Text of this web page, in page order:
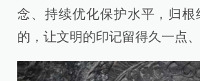
念、持续优化保护水平，归根
的，让文明的印记留得久一点、